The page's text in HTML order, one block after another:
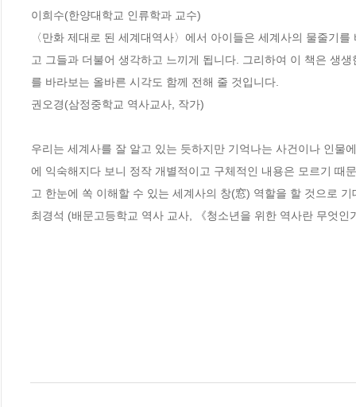
이희수(한양대학교 인류학과 교수)
〈만화 제대로 된 세계대역사〉에서 아이들은 세계사의 물줄기
고 그들과 더불어 생각하고 느끼게 됩니다. 그리하여 이 책은 생
를 바라보는 올바른 시각도 함께 전해 줄 것입니다.
권오경(삼정중학교 역사교사, 작가)
우리는 세계사를 잘 알고 있는 듯하지만 기억나는 사건이나 인물
에 익숙해지다 보니 정작 개별적이고 구체적인 내용은 모르기 때
고 한눈에 쏙 이해할 수 있는 세계사의 창(窓) 역할을 할 것으로 기
최경석 (배문고등학교 역사 교사, 《청소년을 위한 역사란 무엇인